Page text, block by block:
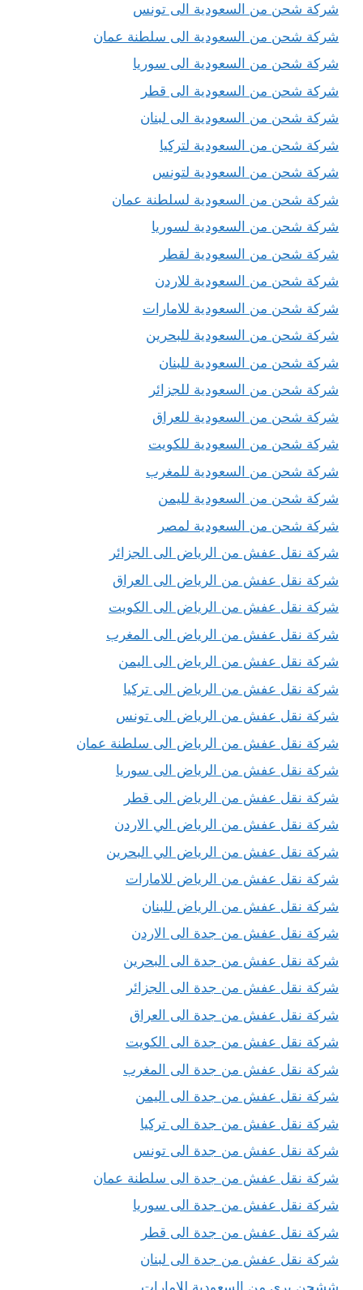
شركة شحن من السعودية الى تونس
شركة شحن من السعودية الى سلطنة عمان
شركة شحن من السعودية الى سوريا
شركة شحن من السعودية الى قطر
شركة شحن من السعودية الى لبنان
شركة شحن من السعودية لتركيا
شركة شحن من السعودية لتونس
شركة شحن من السعودية لسلطنة عمان
شركة شحن من السعودية لسوريا
شركة شحن من السعودية لقطر
شركة شحن من السعودية للاردن
شركة شحن من السعودية للامارات
شركة شحن من السعودية للبحرين
شركة شحن من السعودية للبنان
شركة شحن من السعودية للجزائر
شركة شحن من السعودية للعراق
شركة شحن من السعودية للكويت
شركة شحن من السعودية للمغرب
شركة شحن من السعودية لليمن
شركة شحن من السعودية لمصر
شركة نقل عفش من الرياض الى الجزائر
شركة نقل عفش من الرياض الى العراق
شركة نقل عفش من الرياض الى الكويت
شركة نقل عفش من الرياض الى المغرب
شركة نقل عفش من الرياض الى اليمن
شركة نقل عفش من الرياض الى تركيا
شركة نقل عفش من الرياض الى تونس
شركة نقل عفش من الرياض الى سلطنة عمان
شركة نقل عفش من الرياض الى سوريا
شركة نقل عفش من الرياض الى قطر
شركة نقل عفش من الرياض الي الاردن
شركة نقل عفش من الرياض الي البحرين
شركة نقل عفش من الرياض للامارات
شركة نقل عفش من الرياض للبنان
شركة نقل عفش من جدة الى الاردن
شركة نقل عفش من جدة الى البحرين
شركة نقل عفش من جدة الى الجزائر
شركة نقل عفش من جدة الى العراق
شركة نقل عفش من جدة الى الكويت
شركة نقل عفش من جدة الى المغرب
شركة نقل عفش من جدة الى اليمن
شركة نقل عفش من جدة الى تركيا
شركة نقل عفش من جدة الى تونس
شركة نقل عفش من جدة الى سلطنة عمان
شركة نقل عفش من جدة الى سوريا
شركة نقل عفش من جدة الى قطر
شركة نقل عفش من جدة الى لبنان
ششحن برى من السعودية للامارات